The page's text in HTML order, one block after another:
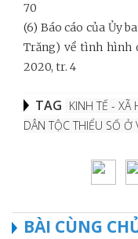
70
(6) Báo cáo của Ủy
Trăng) về tình hình
2020, tr. 4
TAG KINH TẾ - XÃ
DÂN TỘC THIỂU SỐ Ở
BÀI CÙNG